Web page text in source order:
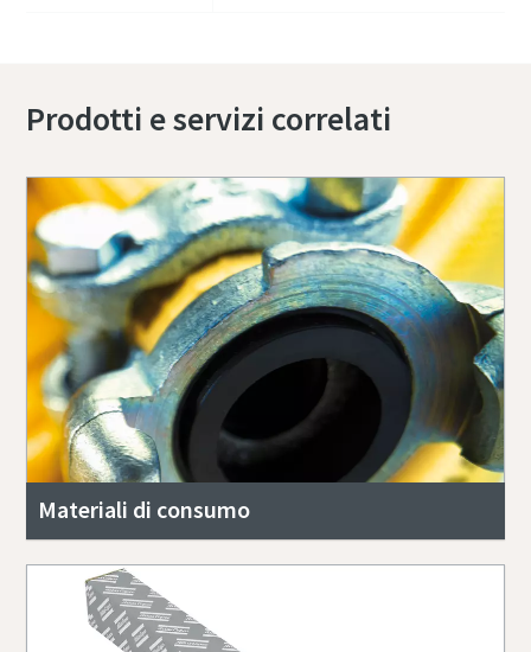
Prodotti e servizi correlati
Materiali di consumo